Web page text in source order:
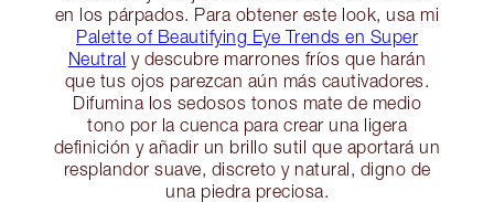
en los párpados. Para obtener este look, usa mi
Palette of Beautifying Eye Trends en Super
Neutral y descubre marrones fríos que harán
que tus ojos parezcan aún más cautivadores.
Difumina los sedosos tonos mate de medio
tono por la cuenca para crear una ligera
definición y añadir un brillo sutil que aportará un
resplandor suave, discreto y natural, digno de
una piedra preciosa.